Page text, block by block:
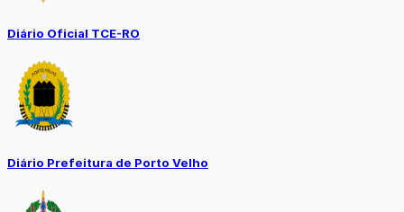
Diário Oficial TCE-RO
Diário Prefeitura de Porto Velho